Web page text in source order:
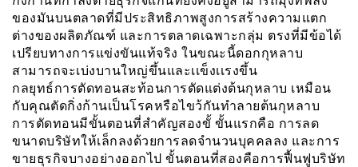
ของมันบนตลาดที่มีประสิทธิภาพสูงการสร้างความแตก
ต่างของผลิตภัณฑ์ และการตลาดเฉพาะกลุ่ม ตรงที่มีข้อได้
เปรียบทางการแข่งขันแท้จริง ในขณะนี้ดอกกุหลาบ
สามารถจะเบ่งบานใหญ่ขึ้นและเเข็งเเรงขึ้น
กลยุทธ์การตัดทอนสะท้อนการตัดแต่งต้นกุหลาบ เหมือน
กับคุณตัดกิ่งก้านเป็นโรคหรือไขว้กันทำลายต้นกุหลาบ
การตัดทอนมีขั้นตอนที่สำคัญสองขั้ ขั้นแรกคือ การลด
ขนาดบริษัทให้เล็กลงด้วยการลดจำนวนบุคคลลง และการ
ขายธุรกิจบางอย่างออกไป ขั้นตอนที่สองคือการฟื้นฟูบริษัท